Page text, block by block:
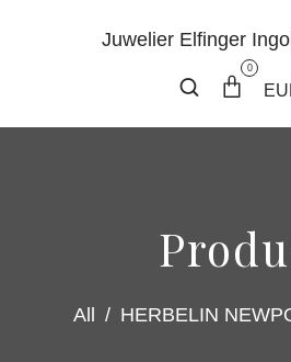
Juwelier Elfinger
0
All / HERBELIN